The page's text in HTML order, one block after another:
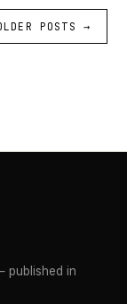
POSTS →
published in